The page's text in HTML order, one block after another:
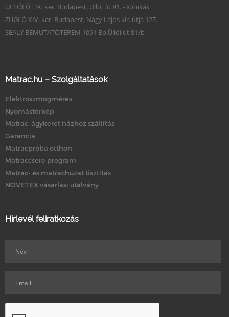
ÜLLŐI ÚT IX. ker. Budapest, Üllői út 81. - Klinikák
ZUGLÓ XIV. ker. Budapest, Nagy Lajos kir. útja 127.
SEALY BEMUTATÓTEREM 1091 Bp.Üllői út 81/b
Matrac.hu – Szolgáltatások
Elektroszmogmérés
Nyomástérkép
Matrac, ágykeret házhoz szállítás
Garancia
Matracpróba otthon
Matraccsere program
Matrac- és matrachuzat tisztítás
NOVETEX vásárlási utalvány
Hírlevél feliratkozás